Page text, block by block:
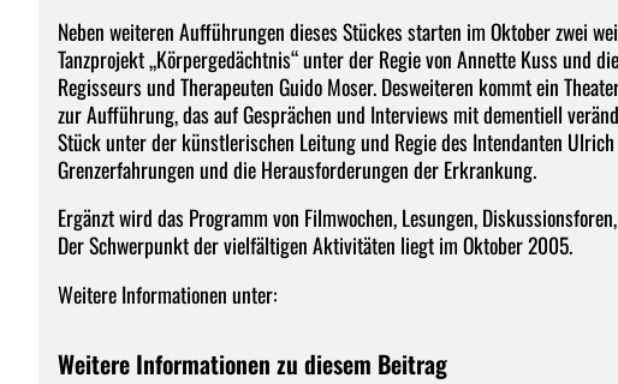
Neben weiteren Aufführungen dieses Stückes starten im Oktober zwei
Tanzprojekt „Körpergedächtnis“ unter der Regie von Annette Kuss und
Regisseurs und Therapeuten Guido Moser. Desweiteren kommt ein
zur Aufführung, das auf Gesprächen und Interviews mit dementiell
Stück unter der künstlerischen Leitung und Regie des Intendanten
Grenzerfahrungen und die Herausforderungen der Erkrankung.
Ergänzt wird das Programm von Filmwochen, Lesungen,
Der Schwerpunkt der vielfältigen Aktivitäten liegt im Oktober 2005.
Weitere Informationen unter:
Weitere Informationen zu diesem Beitrag